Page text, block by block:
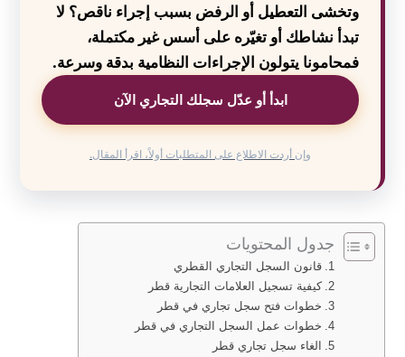
وتخشى التعطيل أو الرفض بسبب إجراء ناقص؟ لا
تبدأ نشاطك أو تغيّره على أسس غير مكتملة،
فمحامونا يتولون الإجراءات النظامية بدقة وسرعة.
ابدأ أو عدّل سجلك التجاري الآن
وإن أردت الاطلاع على المتطلبات أولاً، اقرأ المقال.
جدول المحتويات
قانون السجل التجاري القطري
كيفية تسجيل العلامات التجارية قطر
خطوات فتح سجل تجاري في قطر
خطوات عمل السجل التجاري في قطر
الغاء سجل تجاري قطر